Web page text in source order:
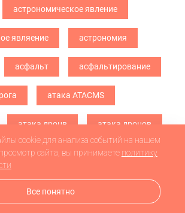
астрономическое явление
являение астрономия
асфальт асфальтирование
атака ATACMS
атака дронв атака дронов
атака дронов\
Аткарск
cookie для анализа событий на нашем
сайта, вы принимаете политику
Все понятно